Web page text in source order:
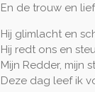
En de trouw en
Hij glimlacht en
Hij redt ons en
Mijn Redder, mijn
Deze dag leef ik